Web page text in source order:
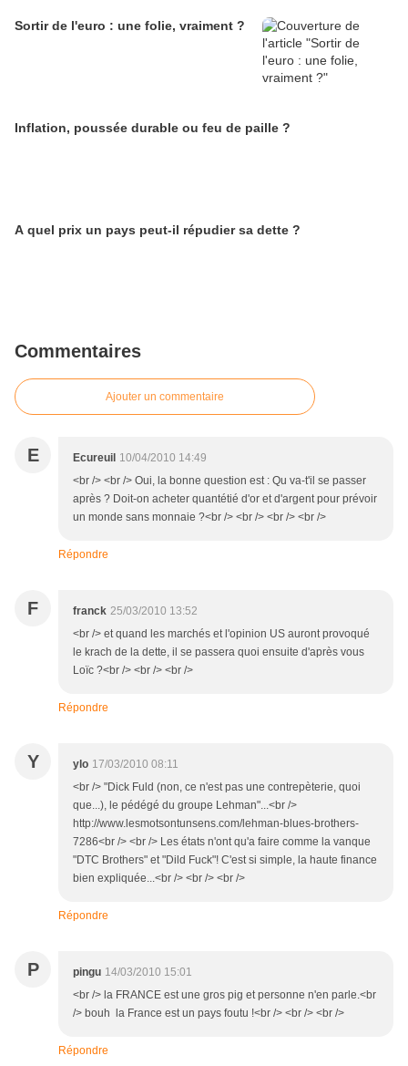
Sortir de l'euro : une folie, vraiment ?
Inflation, poussée durable ou feu de paille ?
A quel prix un pays peut-il répudier sa dette ?
Commentaires
Ajouter un commentaire
E Ecureuil 10/04/2010 14:49
<br /> <br /> Oui, la bonne question est : Qu va-t'il se passer
après ? Doit-on acheter quantétié d'or et d'argent pour prévoir
un monde sans monnaie ?<br /> <br /> <br /> <br />
Répondre
F franck 25/03/2010 13:52
<br /> et quand les marchés et l'opinion US auront provoqué
le krach de la dette, il se passera quoi ensuite d'après vous
Loïc ?<br /> <br /> <br />
Répondre
Y ylo 17/03/2010 08:11
<br /> "Dick Fuld (non, ce n'est pas une contrepèterie, quoi
que...), le pédégé du groupe Lehman"...<br />
http://www.lesmotsontunsens.com/lehman-blues-brothers-
7286<br /> <br /> Les états n'ont qu'a faire comme la vanque
"DTC Brothers" et "Dild Fuck"! C'est si simple, la haute finance
bien expliquée...<br /> <br /> <br />
Répondre
P pingu 14/03/2010 15:01
<br /> la FRANCE est une gros pig et personne n'en parle.<br
/> bouh la France est un pays foutu !<br /> <br /> <br />
Répondre